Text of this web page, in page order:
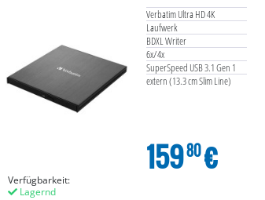
Verbatim Ultra HD 4K
Laufwerk
BDXL Writer
6x/4x
SuperSpeed USB 3.1 Gen 1
extern (13.3 cm Slim Line)
15980€
Verfügbarkeit:
Lagernd